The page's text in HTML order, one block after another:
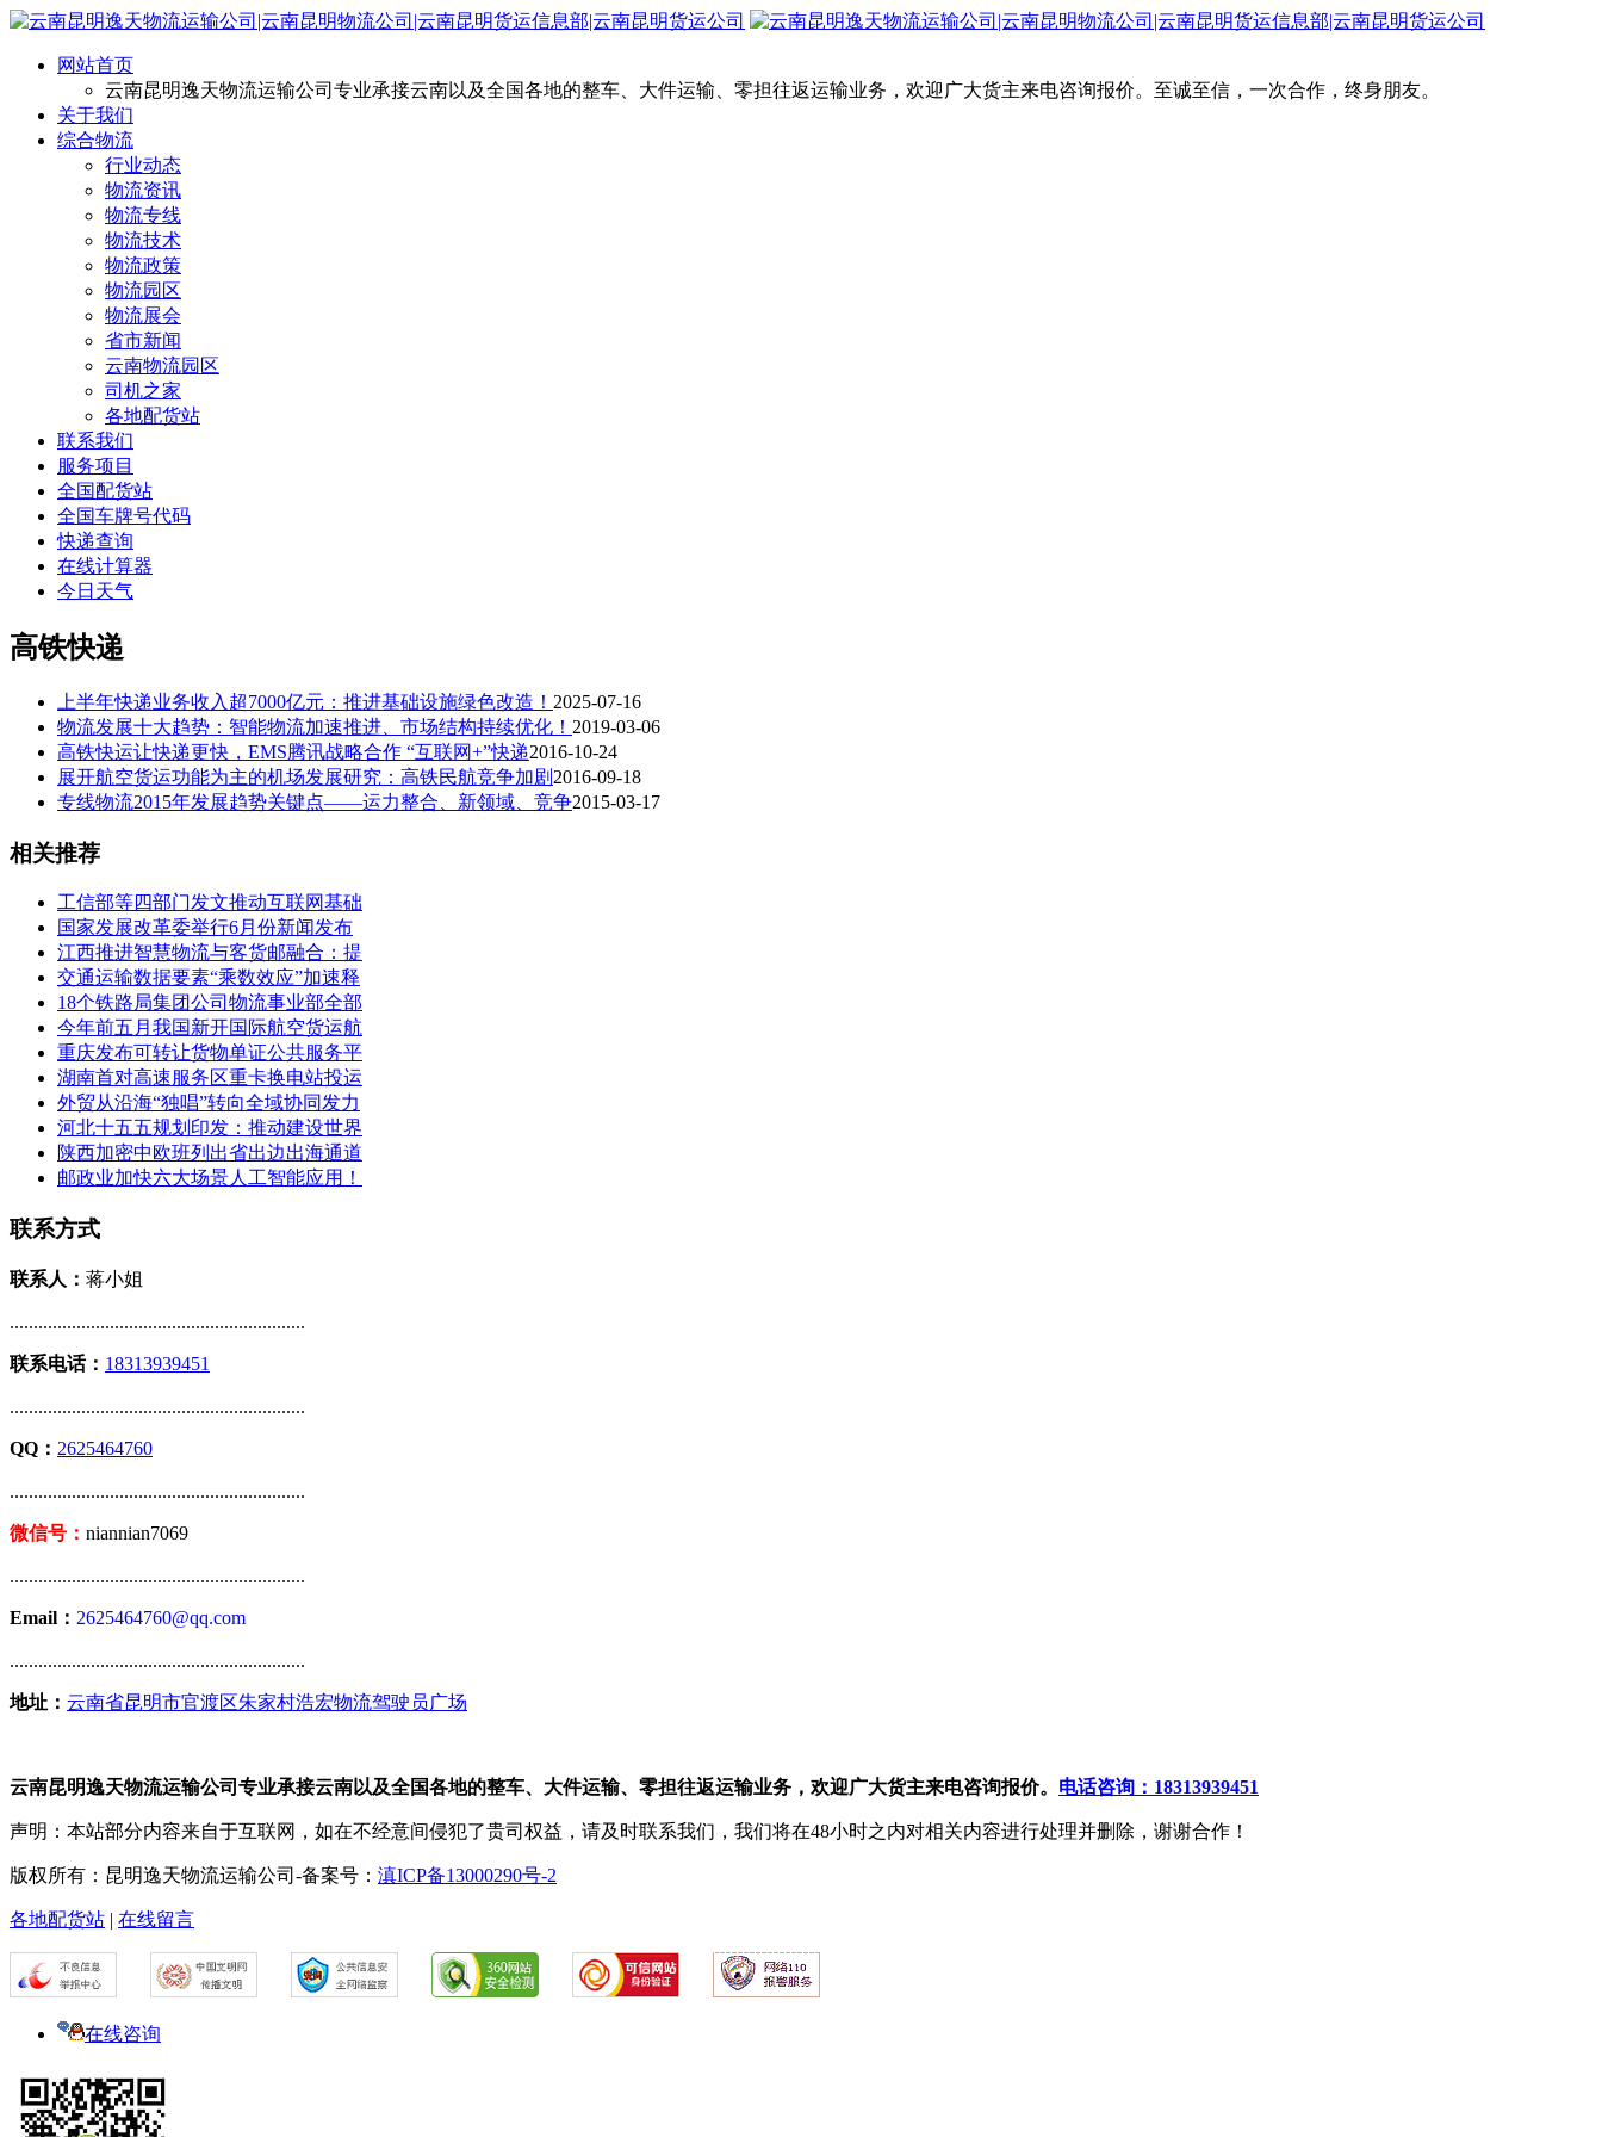
网站首页
云南昆明逸天物流运输公司专业承接云南以及全国各地的整车、大件运输、零担往返运输业务，欢迎广大货主来电咨询报价。至诚至信，一次合作，终身朋友。
关于我们
综合物流
行业动态
物流资讯
物流专线
物流技术
物流政策
物流园区
物流展会
省市新闻
云南物流园区
司机之家
各地配货站
联系我们
服务项目
全国配货站
全国车牌号代码
快递查询
在线计算器
今日天气
高铁快递
上半年快递业务收入超7000亿元：推进基础设施绿色改造！ 2025-07-16
物流发展十大趋势：智能物流加速推进、市场结构持续优化！ 2019-03-06
高铁快运让快递更快，EMS腾讯战略合作 “互联网+”快递2016-10-24
展开航空货运功能为主的机场发展研究：高铁民航竞争加剧 2016-09-18
专线物流2015年发展趋势关键点——运力整合、新领域、竞争2015-03-17
相关推荐
工信部等四部门发文推动互联网基础
国家发展改革委举行6月份新闻发布
江西推进智慧物流与客货邮融合：提
交通运输数据要素“乘数效应”加速释
18个铁路局集团公司物流事业部全部
今年前五月我国新开国际航空货运航
重庆发布可转让货物单证公共服务平
湖南首对高速服务区重卡换电站投运
外贸从沿海“独唱”转向全域协同发力
河北十五五规划印发：推动建设世界
陕西加密中欧班列出省出边出海通道
邮政业加快六大场景人工智能应用！
联系方式
联系人： 蒋小姐
..............................................................
联系电话： 18313939451
..............................................................
QQ： 2625464760
..............................................................
微信号： niannian7069
..............................................................
Email： 2625464760@qq.com
..............................................................
地址： 云南省昆明市官渡区朱家村浩宏物流驾驶员广场
云南昆明逸天物流运输公司专业承接云南以及全国各地的整车、大件运输、零担往返运输业务，欢迎广大货主来电咨询报价。 电话咨询：18313939451
声明：本站部分内容来自于互联网，如在不经意间侵犯了贵司权益，请及时联系我们，我们将在48小时之内对相关内容进行处理并删除，谢谢合作！
版权所有：昆明逸天物流运输公司-备案号： 滇ICP备13000290号-2
各地配货站 | 在线留言
在线咨询